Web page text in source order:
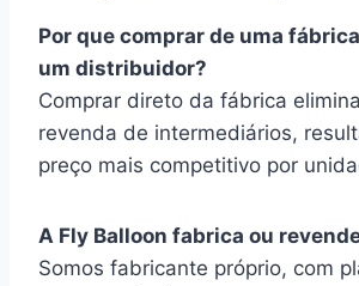
Por que comprar de uma
um distribuidor?
Comprar direto da fábrica
revenda de intermediários,
preço mais competitivo por
A Fly Balloon fabrica ou
Somos fabricante próprio, com